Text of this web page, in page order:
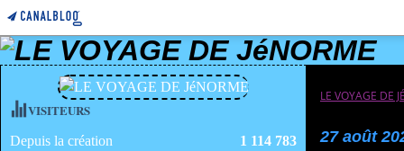
VISITEURS
Depuis la création 1 114 783
LE VOYAGE DE
27 août